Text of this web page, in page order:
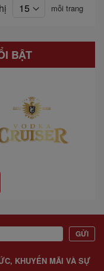
mỗi trang
BẬT
GỬI
KHUYẾN MÃI VÀ SỰ